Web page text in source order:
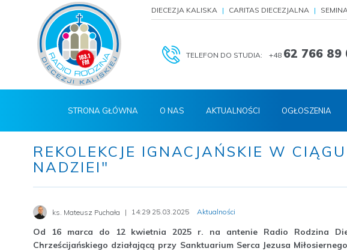
DIECEZJA KALISKA CARITAS DIECEZJALNA
TELEFON DO STUDIA: +48 62 766 89
STRONA GŁÓWNA O NAS AKTUALNOŚCI OGŁOSZENIA
REKOLEKCJE IGNACJAŃSKIE W
NADZIEI"
ks. Mateusz Puchała 14:29 25.03.2025 Aktualności
Od 16 marca do 12 kwietnia 2025 r. na antenie Radio Rodzina
Chrześcijańskiego działającą przy Sanktuarium Serca Jezusa